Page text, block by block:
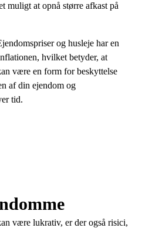
muligt at opnå større afkast på
og husleje har en
hvilket betyder, at
være en form for beskyttelse
af din ejendom og
tid.
være lukrativ, er der også risici,